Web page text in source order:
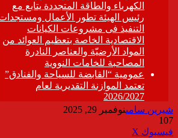
شيرين سامىنوفمبر 29, 2025
107
فيسبوك ‫X